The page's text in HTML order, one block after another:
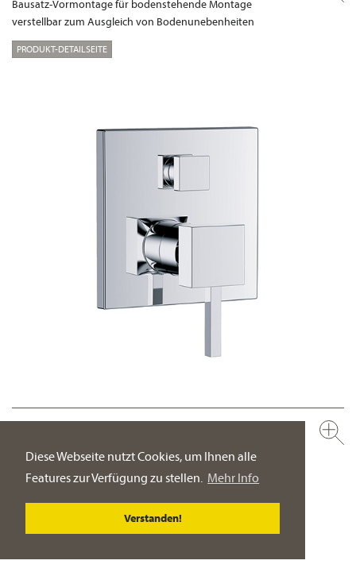
Diese Webseite nutzt Cookies, um Ihnen alle
Features zur Verfügung zu stellen. Mehr Info
Verstanden!
Bausatz-Vormontage für bodenstehende Montage
verstellbar zum Ausgleich von Bodenunebenheiten
PRODUKT-DETAILSEITE
Fertigmontageset ½"
manuelle, keramische 2-Wege-Umstellung für